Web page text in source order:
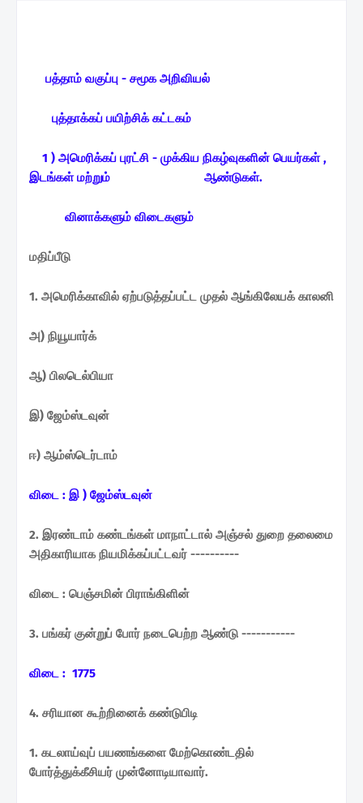
பத்தாம் வகுப்பு - சமூக அறிவியல்
புத்தாக்கப் பயிற்சிக் கட்டகம்
1 ) அமெரிக்கப் புரட்சி - முக்கிய நிகழ்வுகளின் பெயர்கள் ,
இடங்கள் மற்றும் ஆண்டுகள்.
வினாக்களும் விடைகளும்
மதிப்பீடு
1. அமெரிக்காவில் ஏற்படுத்தப்பட்ட முதல் ஆங்கிலேயக் காலனி
அ) நியூயார்க்
ஆ) பிலடெல்பியா
இ) ஜேம்ஸ்டவுன்
ஈ) ஆம்ஸ்டெர்டாம்
விடை : இ ) ஜேம்ஸ்டவுன்
2. இரண்டாம் கண்டங்கள் மாநாட்டால் அஞ்சல் துறை தலைமை
அதிகாரியாக நியமிக்கப்பட்டவர் ----------
விடை : பெஞ்சமின் பிராங்கிளின்
3. பங்கர் குன்றுப் போர் நடைபெற்ற ஆண்டு -----------
விடை : 1775
4. சரியான கூற்றினைக் கண்டுபிடி
1. கடலாய்வுப் பயணங்களை மேற்கொண்டதில்
போர்த்துக்கீசியர் முன்னோடியாவார்.